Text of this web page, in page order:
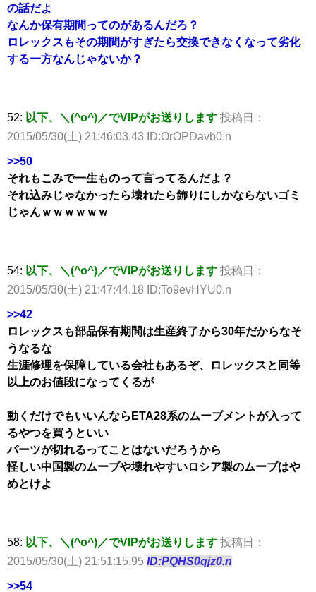
の話だよ
なんか保有期間ってのがあるんだろ？
ロレックスもその期間がすぎたら交換できなくなって劣化
する一方なんじゃないか？
52: 以下、＼(^o^)／でVIPがお送りします 投稿日：
2015/05/30(土) 21:46:03.43 ID:OrOPDavb0.n
>>50
それもこみで一生ものって言ってるんだよ？
それ込みじゃなかったら壊れたら飾りにしかならないゴミ
じゃんｗｗｗｗｗｗ
54: 以下、＼(^o^)／でVIPがお送りします 投稿日：
2015/05/30(土) 21:47:44.18 ID:To9evHYU0.n
>>42
ロレックスも部品保有期間は生産終了から30年だからなそ
うなるな
生涯修理を保障している会社もあるぞ、ロレックスと同等
以上のお値段になってくるが
動くだけでもいいんならETA28系のムーブメントが入って
るやつを買うといい
パーツが切れるってことはないだろうから
怪しい中国製のムーブや壊れやすいロシア製のムーブはや
めとけよ
58: 以下、＼(^o^)／でVIPがお送りします 投稿日：
2015/05/30(土) 21:51:15.95 ID:PQHS0qjz0.n
>>54